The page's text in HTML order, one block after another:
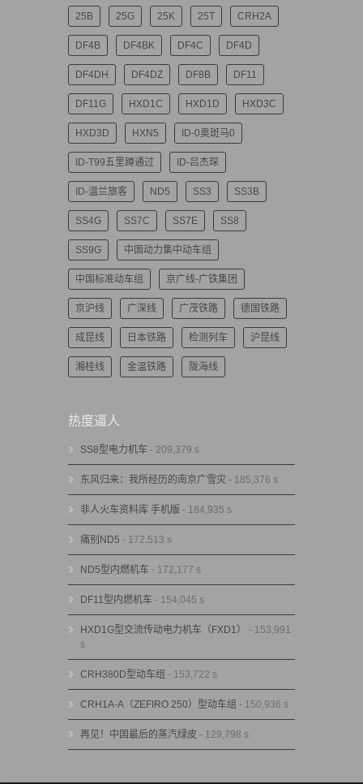
25B 25G 25K 25T CRH2A
DF4B DF4BK DF4C DF4D
DF4DH DF4DZ DF8B DF11
DF11G HXD1C HXD1D HXD3C
HXD3D HXN5 ID-0奥斑马0
ID-T99五里蹲通过 ID-吕杰琛
ID-温兰旅客 ND5 SS3 SS3B
SS4G SS7C SS7E SS8
SS9G 中国动力集中动车组
中国标准动车组 京广线-广铁集团
京沪线 广深线 广茂铁路 德国铁路
成昆线 日本铁路 检测列车 沪昆线
湘桂线 金温铁路 陇海线
热度逼人
SS8型电力机车 - 209,379 s
东风归来：我所经历的南京广雪灾 - 185,376 s
非人火车资料库 手机版 - 184,935 s
痛别ND5 - 172,513 s
ND5型内燃机车 - 172,177 s
DF11型内燃机车 - 154,045 s
HXD1G型交流传动电力机车（FXD1）
- 153,991
s
CRH380D型动车组 - 153,722 s
CRH1A-A（ZEFIRO 250）型动车组 - 150,936 s
再见！中国最后的蒸汽绿皮 - 129,798 s